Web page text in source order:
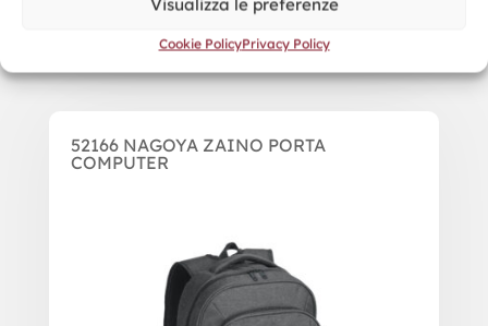
Visualizza le preferenze
Cookie PolicyPrivacy Policy
52166 NAGOYA ZAINO PORTA
COMPUTER